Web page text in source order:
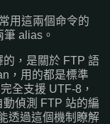
用這兩個命令的
alias。
，是關於 FTP 語
，用的都是標準
全支援 UTF-8，
偵測 FTP 站的編
透過這個機制瞭解